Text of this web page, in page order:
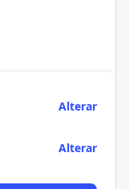
Alterar
Alterar